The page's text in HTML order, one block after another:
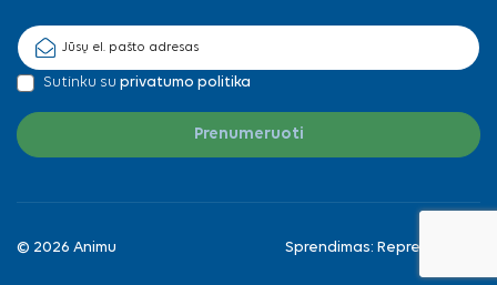
Sutinku su privatumo politika
© 2026 Animu Sprendimas: Reprezentuok